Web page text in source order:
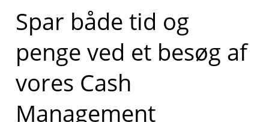
Spar både tid og
penge ved et besøg af
vores Cash
Management